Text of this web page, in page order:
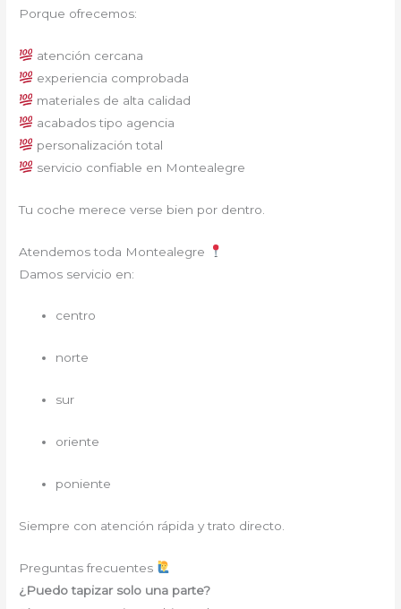
Porque ofrecemos:
atención cercana
experiencia comprobada
materiales de alta calidad
acabados tipo agencia
personalización total
servicio confiable en Montealegre
Tu coche merece verse bien por dentro.
Atendemos toda Montealegre
Damos servicio en:
centro
norte
sur
oriente
poniente
Siempre con atención rápida y trato directo.
Preguntas frecuentes
¿Puedo tapizar solo una parte?